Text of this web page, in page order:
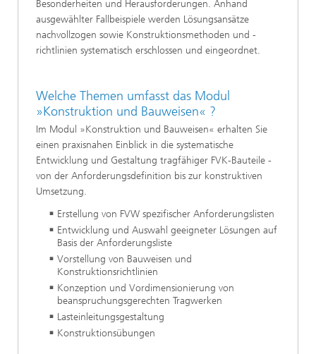
Besonderheiten und Herausforderungen. Anhand
ausgewählter Fallbeispiele werden Lösungsansätze
nachvollzogen sowie Konstruktionsmethoden und -
richtlinien systematisch erschlossen und eingeordnet.
Welche Themen umfasst das Modul
»Konstruktion und Bauweisen« ?
Im Modul »Konstruktion und Bauweisen« erhalten Sie
einen praxisnahen Einblick in die systematische
Entwicklung und Gestaltung tragfähiger FVK-Bauteile -
von der Anforderungsdefinition bis zur konstruktiven
Umsetzung.
Erstellung von FVW spezifischer Anforderungslisten
Entwicklung und Auswahl geeigneter Lösungen auf
Basis der Anforderungsliste
Vorstellung von Bauweisen und
Konstruktionsrichtlinien
Konzeption und Vordimensionierung von
beanspruchungsgerechten Tragwerken
Lasteinleitungsgestaltung
Konstruktionsübungen